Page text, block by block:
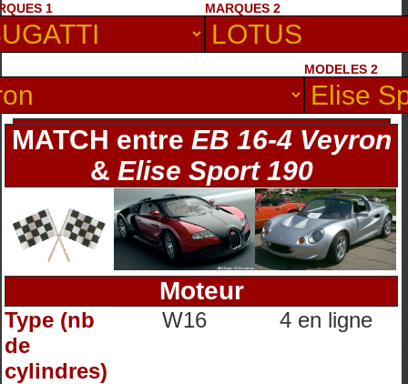
1 MARQUES 2
MODELES 2
MATCH entre EB 16-4 Veyron
& Elise Sport 190
Moteur
Type (nb
de
cylindres)
W16 4 en ligne